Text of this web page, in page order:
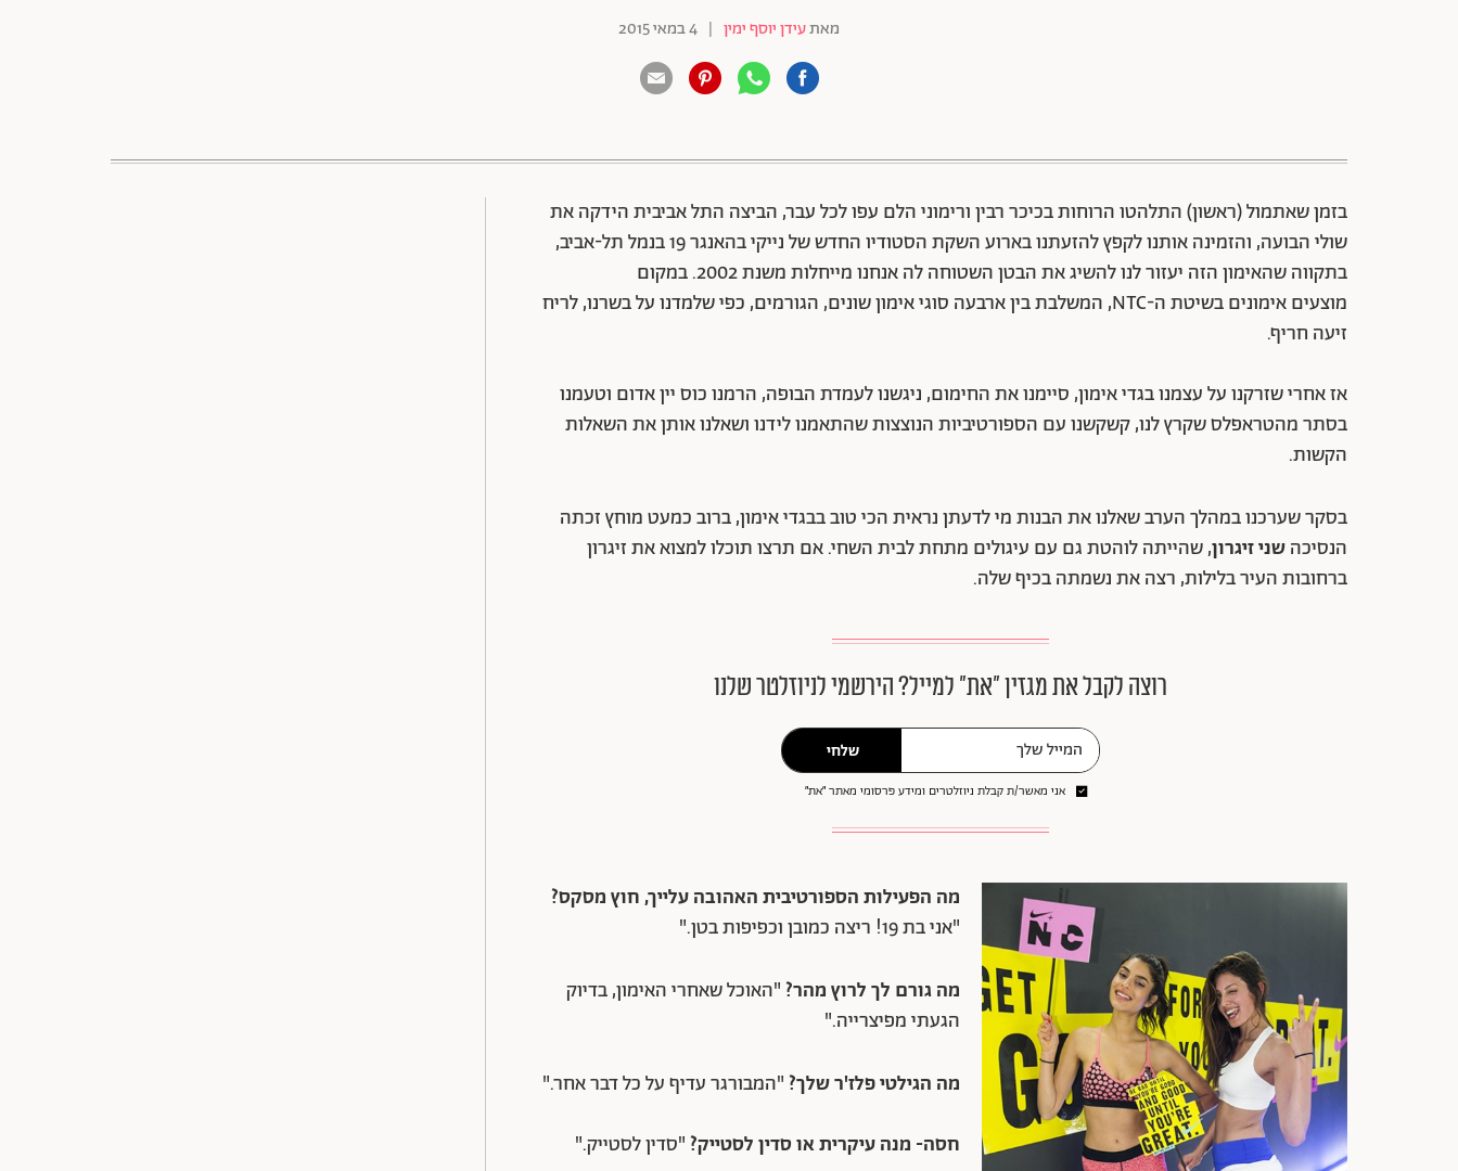
מאתעידן יוסף ימין | 4 במאי 2015
בזמן שאתמול (ראשון) התלהטו הרוחות בכיכר רבין ורימוני הלם עפו לכל עבר, הביצה התל אביבית הידקה את
שולי הבועה, והזמינה אותנו לקפץ להזעתנו בארוע השקת הסטודיו החדש של נייקי בהאנגר 19 בנמל תל-אביב,
בתקווה שהאימון הזה יעזור לנו להשיג את הבטן השטוחה לה אנחנו מייחלות משנת 2002. במקום
מוצעים אימונים בשיטת ה-NTC, המשלבת בין ארבעה סוגי אימון שונים, הגורמים, כפי שלמדנו על בשרנו, לריח
זיעה חריף.
אז אחרי שזרקנו על עצמנו בגדי אימון, סיימנו את החימום, ניגשנו לעמדת הבופה, הרמנו כוס יין אדום וטעמנו
בסתר מהטראפלס שקרץ לנו, קשקשנו עם הספורטיביות הנוצצות שהתאמנו לידנו ושאלנו אותן את השאלות
הקשות.
בסקר שערכנו במהלך הערב שאלנו את הבנות מי לדעתן נראית הכי טוב בבגדי אימון, ברוב כמעט מוחץ זכתה
הנסיכהשני זיגרון, שהייתה לוהטת גם עם עיגולים מתחת לבית השחי. אם תרצו תוכלו למצוא את זיגרון
ברחובות העיר בלילות, רצה את נשמתה בכיף שלה.
רוצה לקבל את מגזין ״את״ למייל? הירשמי לניוזלטר שלנו
שלחי
אני מאשר/ת קבלת ניוזלטרים ומידע פרסומי מאתר ״את״
מה הפעילות הספורטיבית האהובה עלייך, חוץ מסקס?
"אני בת 19! ריצה כמובן וכפיפות בטן."
מה גורם לך לרוץ מהר? "האוכל שאחרי האימון, בדיוק
הגעתי מפיצרייה."
מה הגילטי פלז'ר שלך? "המבורגר עדיף על כל דבר אחר."
חסה- מנה עיקרית או סדין לסטייק? "סדין לסטייק."